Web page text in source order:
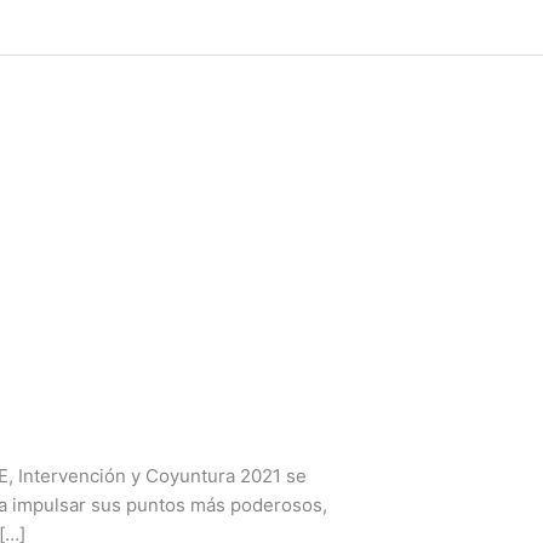
Intervención y Coyuntura 2021 se
sus puntos más poderosos,